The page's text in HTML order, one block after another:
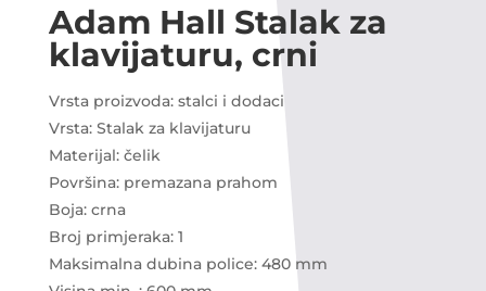
Adam Hall Stalak za
klavijaturu, crni
Vrsta proizvoda: stalci i dodaci
Vrsta: Stalak za klavijaturu
Materijal: čelik
Površina: premazana prahom
Boja: crna
Broj primjeraka: 1
Maksimalna dubina police: 480 mm